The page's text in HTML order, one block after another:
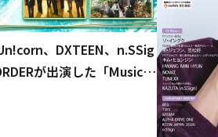
、DXTEEN、n.SSig
が出演した「Music C